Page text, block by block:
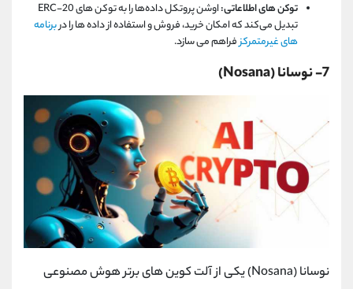
توکن ‌های اطلاعاتی:
اوشن پروتکل داده‌ها را به توکن ‌های ERC-20
تبدیل می‌کند که امکان خرید، فروش و استفاده از داده ‌ها را دربرنامه‌
های غیرمتمرکزفراهم می ‌سازد.
7- نوسانا (Nosana)
نوسانا (Nosana) یکی از آلت کوین های برتر هوش مصنوعی